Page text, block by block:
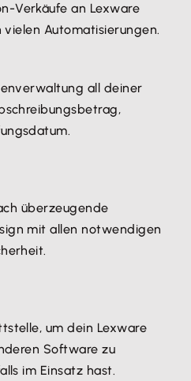
Verkäufe an Lexware
Automatisierungen.
all deiner
überzeugende
mit allen notwendigen
um dein Lexware
Software zu
im Einsatz hast.